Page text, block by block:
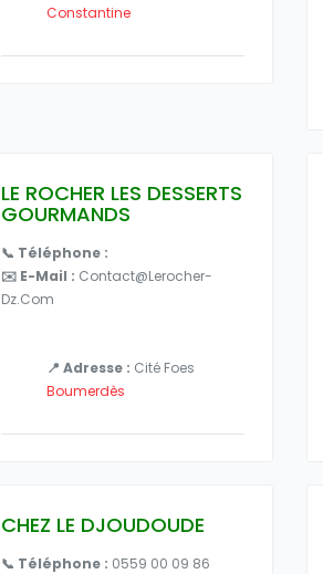
Constantine
LE ROCHER LES DESSERTS
GOURMANDS
📞 Téléphone :
✉️ E-Mail : Contact@lerocher-
Dz.com
📍 Adresse : Cité Foes
Boumerdès
CHEZ LE DJOUDOUDE
📞 Téléphone : 0559 00 09 86